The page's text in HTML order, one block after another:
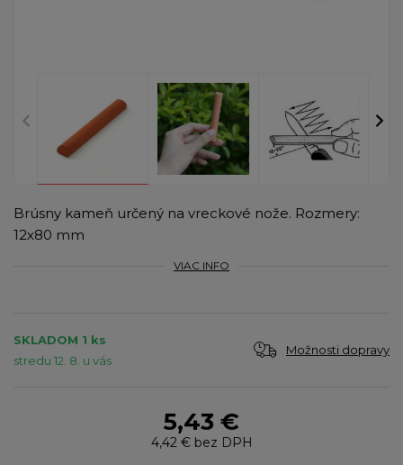
Brúsny kameň určený na vreckové nože. Rozmery:
12x80 mm
VIAC INFO
SKLADOM 1 ks
stredu 12. 8. u vás
Možnosti dopravy
5,43 €
4,42 €bez DPH